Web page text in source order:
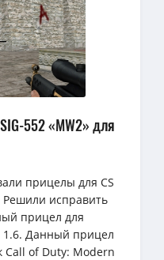
552 «MW2» для
прицелы для CS
Решили исправить
прицел для
1.6. Данный прицел
Call of Duty: Modern